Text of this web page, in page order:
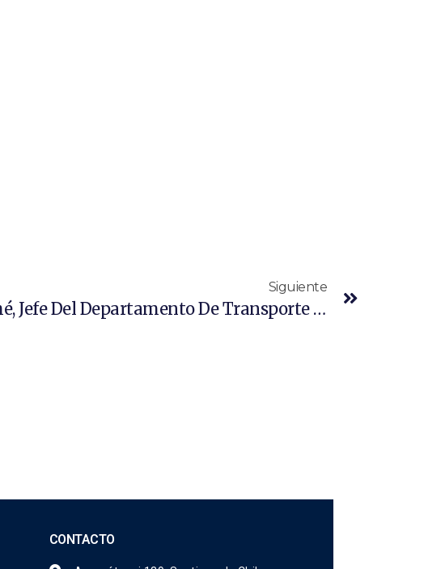
Siguiente
Antonio Dourthé, Jefe Del Departamento De Transporte Terrestre Del Programa De Desarrollo Logístico Hizo Un Resumen De Los Principales Hitos Asociados A La Temática De Trenes En El Año 2023.
CONTACTO